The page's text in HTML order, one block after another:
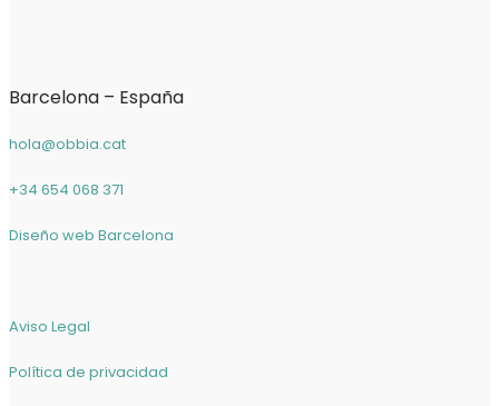
Barcelona – España
hola@obbia.cat
+34 654 068 371
Diseño web Barcelona
Aviso Legal
Política de privacidad